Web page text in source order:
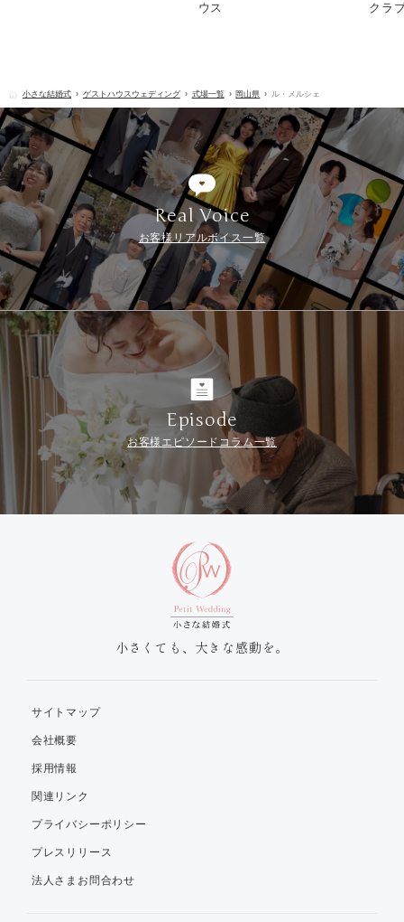
ウス
クラ
小さな結婚式 ゲストハウスウェディング 式場一覧 岡山県 ル・メルシェ
Real Voice
お客様リアルボイス一覧
Episode
お客様エピソードコラム一覧
小さくても、大きな感動を。
サイトマップ
会社概要
採用情報
関連リンク
プライバシーポリシー
プレスリリース
法人さまお問合わせ